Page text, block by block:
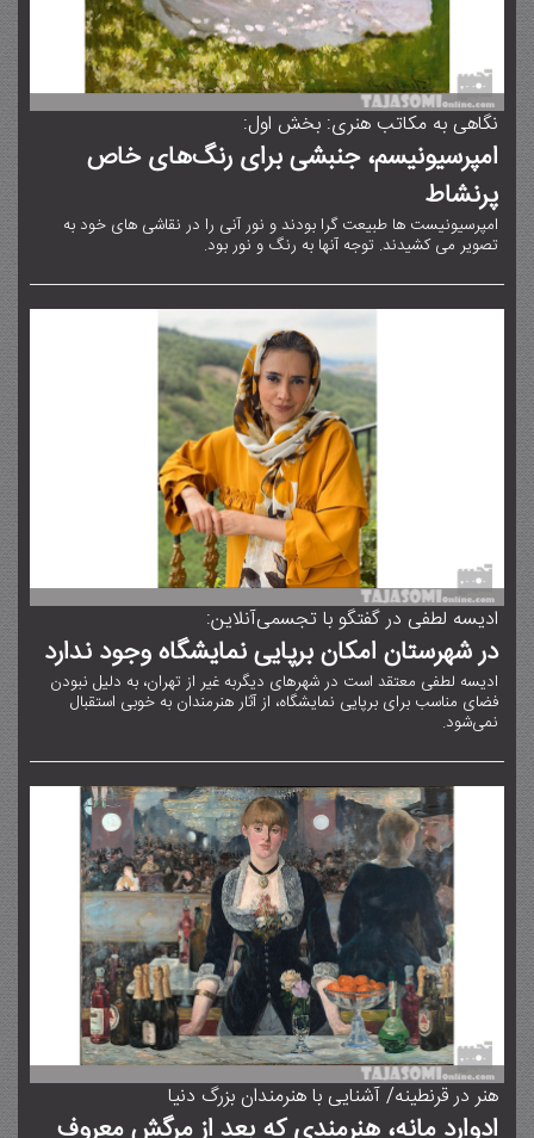
نگاهی به مکاتب هنری: بخش اول:
امپرسیونیسم، جنبشی برای رنگ‌های خاص
پرنشاط
امپرسیونیست ها طبیعت گرا بودند و نور آنی را در نقاشی های خود به
تصویر می کشیدند. توجه آنها به رنگ و نور بود.
ادیسه لطفی در گفتگو با تجسمی‌آنلاین:
در شهرستان امکان برپایی نمایشگاه وجود ندارد
ادیسه لطفی معتقد است در شهرهای دیگربه غیر از تهران، به دلیل نبودن
فضای مناسب برای برپایی نمایشگاه، از آثار هنرمندان به خوبی استقبال
نمی‌شود.
هنر در قرنطینه/ آشنایی با هنرمندان بزرگ دنیا